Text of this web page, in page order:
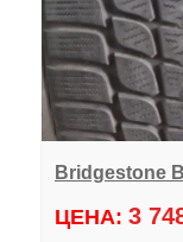
Bridgestone
ЦЕНА: 3